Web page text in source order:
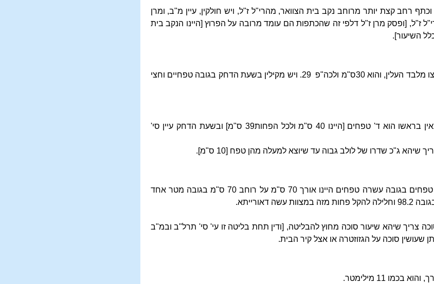
רחב קצת יותר מרוחב נקב בית הצוואר, מהרי"ל ז"ל, ויש חולקין, עיין מ"ב, ומרן
ז"ל, [ופסק מרן ז"ל דלפי זה שהכתפות הם עומד מרובה על הפרוץ [היינו הנקב בית
השיעור].
צריך שיהיה ההדס וערבה ג' טפחים בעצו מלבד העלין, והוא 30ס"מ ולכה"פ 29. ויש מקילין בשעת הדחק בגובה טפחיים וחצי
ד' טפחים [היינו 40 ס"מ ולכל הפחות39 ס"מ[ ובשעת הדחק עיין סי'
שיהא ג"כ שדרו של לולב גבוה עד שיוצא למעלה מהן טפח ]10 ס"מ].
שיעור הסוכה שבעה טפחים על שבעה טפחים בגובה עשרה טפחים היינו אורך 70 ס"מ על רוחב 70 ס"מ בגובה מטר אחד
צריך שיהא שיעור סוכה מחוץ להבליטה, [ודין תחת בליטה זו עי' סי' תרל"ב ובמ"ב
שעושין סוכה על הגזוזטרה או אצל קיר הבית.
11 מילימטר.